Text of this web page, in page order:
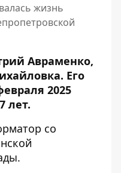
жизнь
Авраменко,
Его
2025
лет.
со
.